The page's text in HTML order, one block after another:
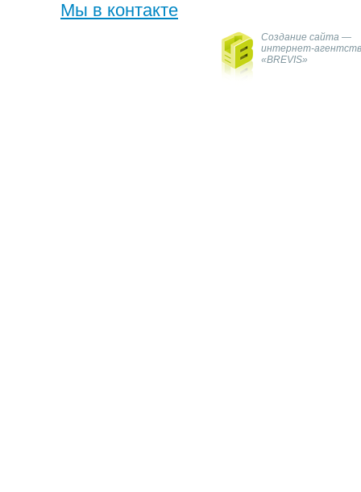
Мы в контакте
Создание сайта —
интернет-
«BREVIS»